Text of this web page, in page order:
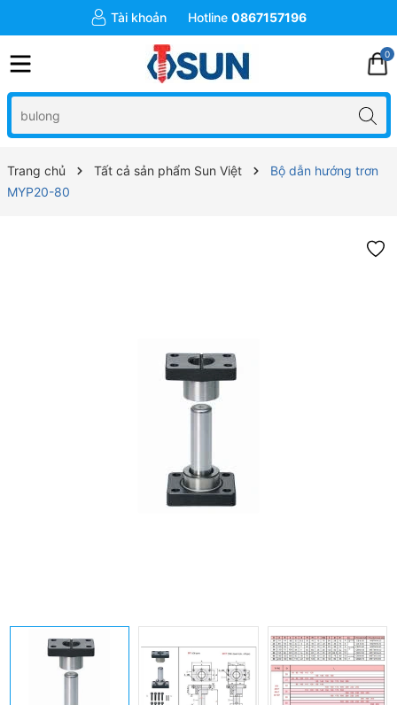
Tài khoản Hotline 0867157196
0
Trang chủ Tất cả sản phẩm Sun Việt
Bộ dẫn hướng trơn
MYP20-80